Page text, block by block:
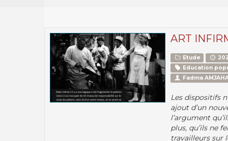
ART
Etude
Education
Fadma
Les dispositifs
ajout d’un
l’argument
plus, qu’ils ne
travailleurs sur